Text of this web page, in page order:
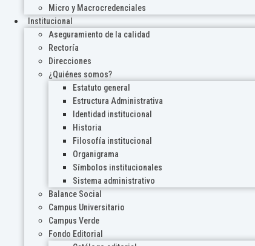
Micro y Macrocredenciales
Institucional
Aseguramiento de la calidad
Rectoría
Direcciones
¿Quiénes somos?
Estatuto general
Estructura Administrativa
Identidad institucional
Historia
Filosofía institucional
Organigrama
Símbolos institucionales
Sistema administrativo
Balance Social
Campus Universitario
Campus Verde
Fondo Editorial